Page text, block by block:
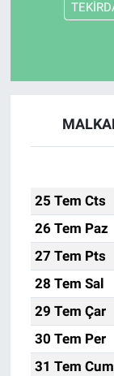
25 Tem Cts
26 Tem Paz
27 Tem Pts
28 Tem Sal
29 Tem Çar
30 Tem Per
31 Tem Cum